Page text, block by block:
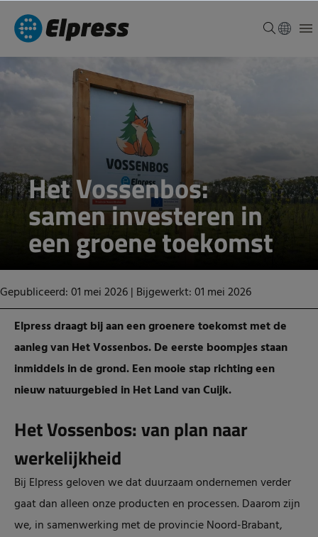
Het Vossenbos:
samen investeren in
een groene toekomst
Gepubliceerd: 01 mei 2026| Bijgewerkt: 01 mei 2026
Elpress draagt bij aan een groenere toekomst met de
aanleg van Het Vossenbos. De eerste boompjes staan
inmiddels in de grond. Een mooie stap richting een
nieuw natuurgebied in Het Land van Cuijk.
Het Vossenbos: van plan naar
werkelijkheid
Bij Elpress geloven we dat duurzaam ondernemen verder
gaat dan alleen onze producten en processen. Daarom zijn
we, in samenwerking met de provincie Noord-Brabant,